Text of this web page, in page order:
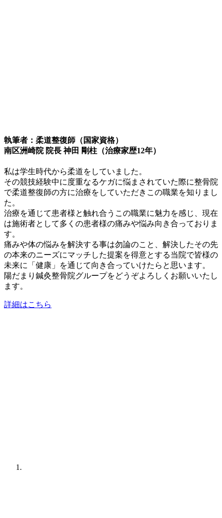
執筆者：柔道整復師（国家資格）
南区洲崎院 院長 神田 剛柱（治療家歴12年）
私は学生時代から柔道をしていました。
その競技経験中に度重なるケガに悩まされていた際に整骨院
で柔道整復師の方に治療をしていただきこの職業を知りまし
た。
治療を通じて患者様と触れ合うこの職業に魅力を感じ、現在
は施術者として多くの患者様の痛みや悩み向き合っておりま
す。
痛みや体の悩みを解決する事は勿論のこと、解決したその先
の本来のニーズにマッチした提案を得意とする当院で皆様の
未来に「健康」を通じて向き合っていけたらと思います。
陽だまり鍼灸整骨院グループをどうぞよろしくお願いいたし
ます。
詳細はこちら